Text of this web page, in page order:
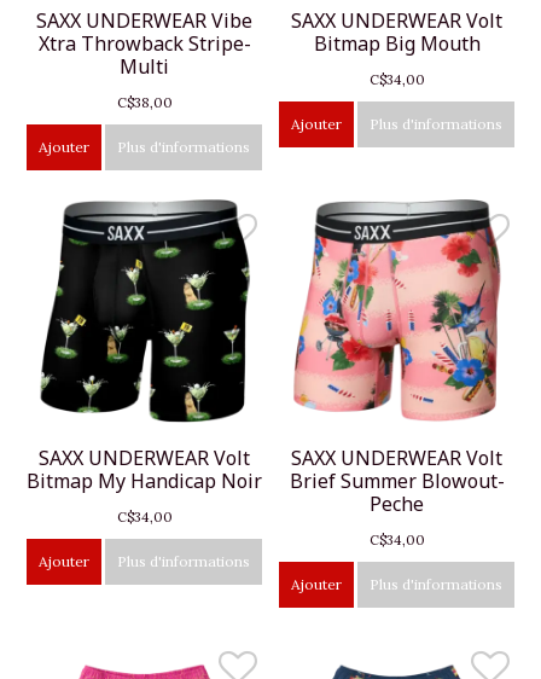
SAXX UNDERWEAR Vibe
Xtra Throwback Stripe-
Multi
C$38,00
Ajouter Plus d'informations
SAXX UNDERWEAR Volt
Bitmap Big Mouth
C$34,00
Ajouter Plus d'informations
SAXX UNDERWEAR Volt
Bitmap My Handicap Noir
C$34,00
Ajouter Plus d'informations
SAXX UNDERWEAR Volt
Brief Summer Blowout-
Peche
C$34,00
Ajouter Plus d'informations